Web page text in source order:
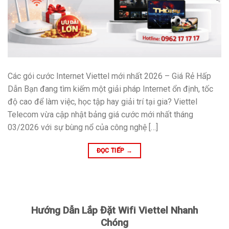
Các gói cước Internet Viettel mới nhất 2026 – Giá Rẻ Hấp
Dẫn Bạn đang tìm kiếm một giải pháp Internet ổn định, tốc
độ cao để làm việc, học tập hay giải trí tại gia? Viettel
Telecom vừa cập nhật bảng giá cước mới nhất tháng
03/2026 với sự bùng nổ của công nghệ […]
ĐỌC TIẾP →
Hướng Dẫn Lắp Đặt Wifi Viettel Nhanh
Chóng